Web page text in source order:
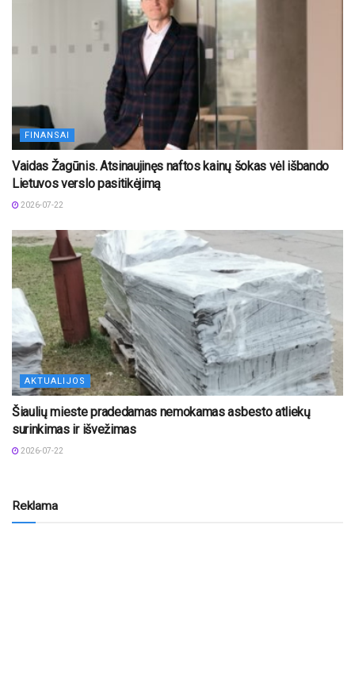
FINANSAI
Vaidas Žagūnis. Atsinaujinęs naftos kainų šokas vėl išbando
Lietuvos verslo pasitikėjimą
2026-07-22
AKTUALIJOS
Šiaulių mieste pradedamas nemokamas asbesto atliekų
surinkimas ir išvežimas
2026-07-22
Reklama